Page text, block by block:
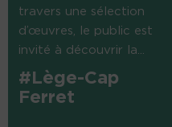
travers une sélection
d’œuvres, le public est
invité à découvrir la...
#Lège-Cap
Ferret